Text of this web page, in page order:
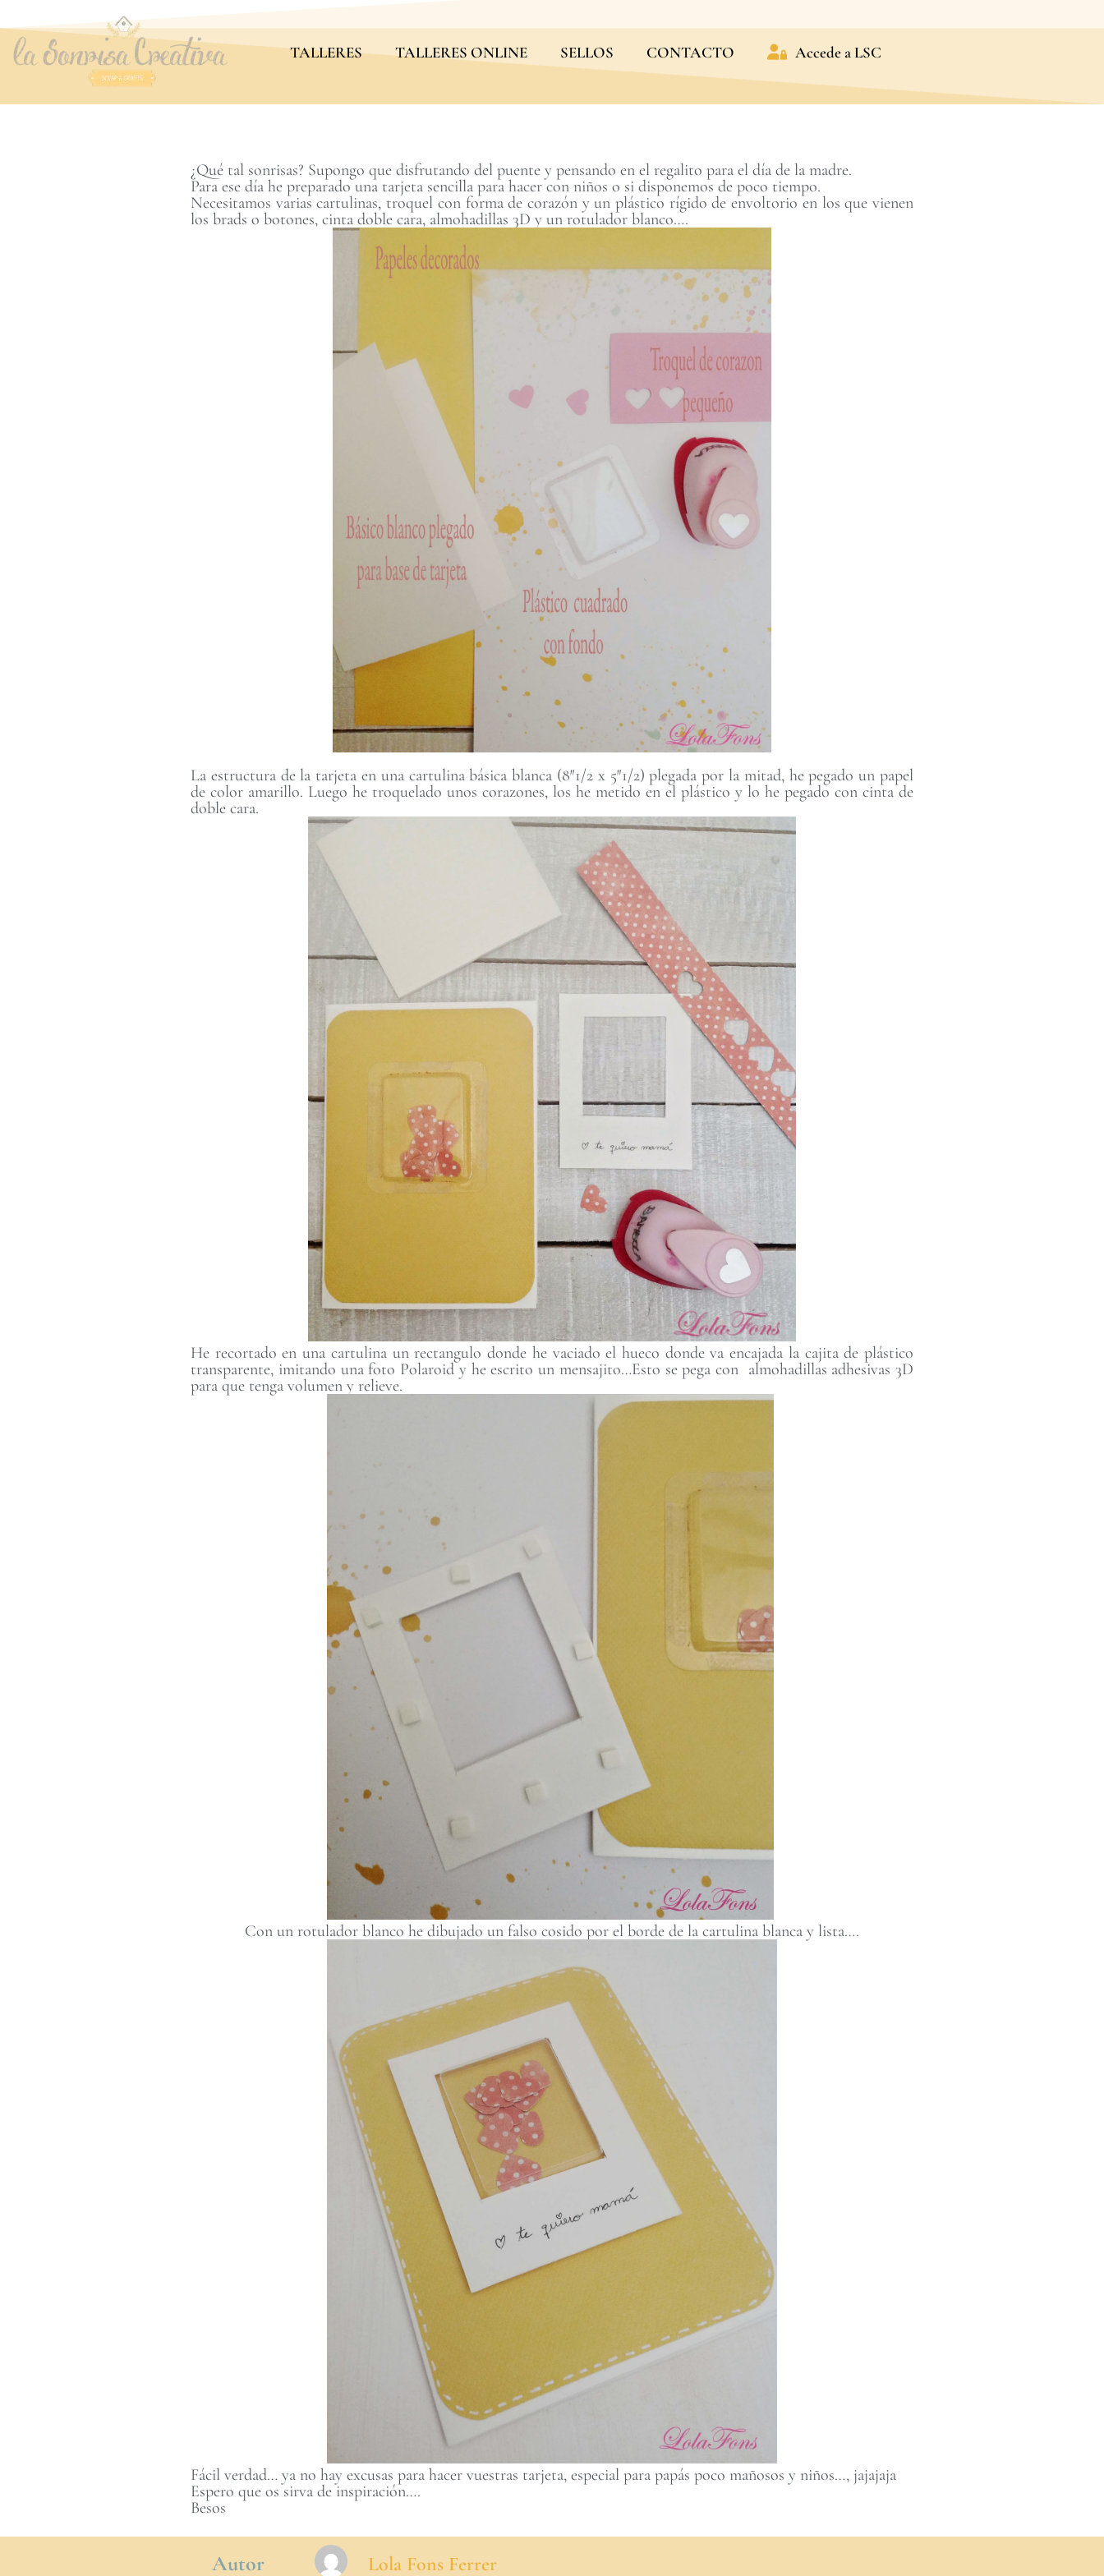
TALLERES TALLERES ONLINE SELLOS CONTACTO Accede a LSC
¿Qué tal sonrisas? Supongo que disfrutando del puente y pensando en el regalito para el día de la madre.
Para ese día he preparado una tarjeta sencilla para hacer con niños o si disponemos de poco tiempo.
Necesitamos varias cartulinas, troquel con forma de corazón y un plástico rígido de envoltorio en los que vienen
los brads o botones, cinta doble cara, almohadillas 3D y un rotulador blanco….
La estructura de la tarjeta en una cartulina básica blanca (8″1/2 x 5″1/2) plegada por la mitad, he pegado un papel
de color amarillo. Luego he troquelado unos corazones, los he metido en el plástico y lo he pegado con cinta de
doble cara.
He recortado en una cartulina un rectangulo donde he vaciado el hueco donde va encajada la cajita de plástico
transparente, imitando una foto Polaroid y he escrito un mensajito…Esto se pega con almohadillas adhesivas 3D
para que tenga volumen y relieve.
Con un rotulador blanco he dibujado un falso cosido por el borde de la cartulina blanca y lista….
Fácil verdad… ya no hay excusas para hacer vuestras tarjeta, especial para papás poco mañosos y niños…, jajajaja
Espero que os sirva de inspiración….
Besos
Autor Lola Fons Ferrer